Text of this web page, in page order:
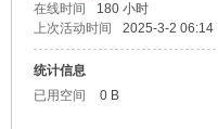
在线时间
180 小时
上次活动时间
2025-3-2 06:14
统计信息
已用空间
0 B